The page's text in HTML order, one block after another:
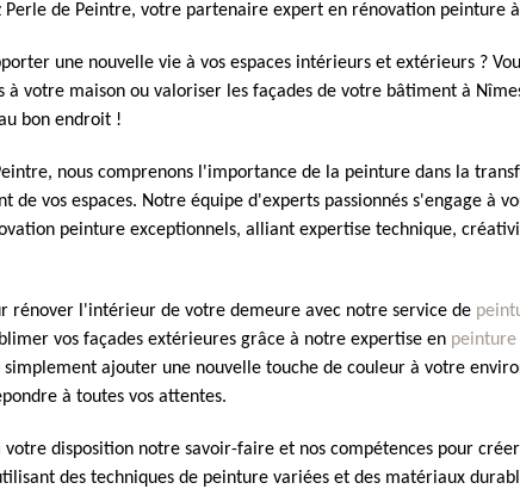
Perle de Peintre, votre partenaire expert en rénovation peinture
une nouvelle vie à vos espaces intérieurs et extérieurs ?
à votre maison ou valoriser les façades de votre bâtiment à
bon endroit !
nous comprenons l'importance de la peinture dans la
de vos espaces. Notre équipe d'experts passionnés s'engage à
peinture exceptionnels, alliant expertise technique,
rénover l'intérieur de votre demeure avec notre service de
vos façades extérieures grâce à notre expertise en
simplement ajouter une nouvelle touche de couleur à votre
à toutes vos attentes.
votre disposition notre savoir-faire et nos compétences pour
des techniques de peinture variées et des matériaux